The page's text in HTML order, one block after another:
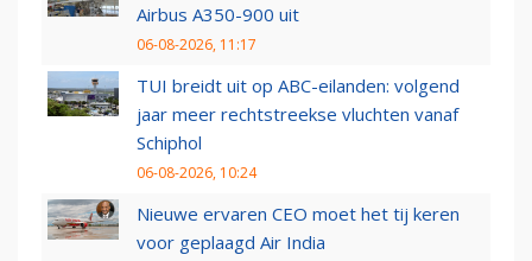
Airbus A350-900 uit
06-08-2026, 11:17
TUI breidt uit op ABC-eilanden: volgend
jaar meer rechtstreekse vluchten vanaf
Schiphol
06-08-2026, 10:24
Nieuwe ervaren CEO moet het tij keren
voor geplaagd Air India